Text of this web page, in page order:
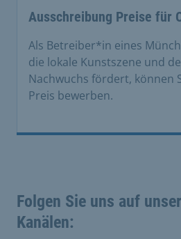
Ausschreibung Preise für
Als Betreiber*in eines
die lokale Kunstszene und
Nachwuchs fördert, können
Preis bewerben.
Folgen Sie uns auf
Kanälen: